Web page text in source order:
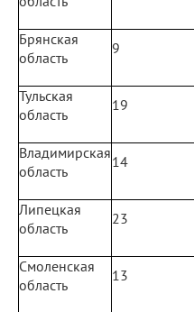
Брянская
область
9
Тульская
область
19
Владимирская
область
14
Липецкая
область
23
Смоленская
область
13